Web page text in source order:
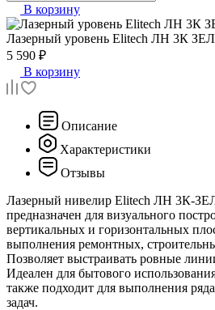
В корзину
Лазерный уровень Elitech ЛН 3К ЗЕЛ
5 590 ₽
В корзину
Описание
Характеристики
Отзывы
Лазерный нивелир Elitech ЛН 3К-
предназначен для визуального
вертикальных и горизонтальных
выполнения ремонтных,
Позволяет выстраивать ровные
Идеален для бытового
также подходит для выполнения
задач.